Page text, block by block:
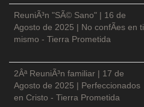
ReuniÃ³n "SÃ© Sano" | 16 de
Agosto de 2025 | No confÃ­es en ti
mismo - Tierra Prometida
2Âª ReuniÃ³n familiar | 17 de
Agosto de 2025 | Perfeccionados
en Cristo - Tierra Prometida